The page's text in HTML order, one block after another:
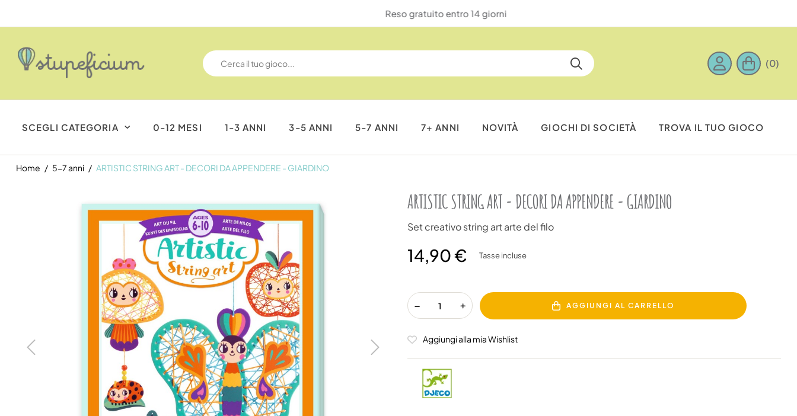
Reso gratuito entro 14 giorni
(0)
SCEGLI CATEGORIA 0-12 MESI 1-3 ANNI 3-5 ANNI 5-7 ANNI 7+ ANNI NOVITÀ GIOCHI DI SOCIETÀ TROVA IL TUO GIOCO
Home 5-7 anni ARTISTIC STRING ART - DECORI DA APPENDERE - GIARDINO
ARTISTIC STRING ART - DECORI DA APPENDERE - GIARDINO
Set creativo string art arte del filo
14,90 € Tasse incluse
AGGIUNGI AL CARRELLO
Aggiungi alla mia Wishlist